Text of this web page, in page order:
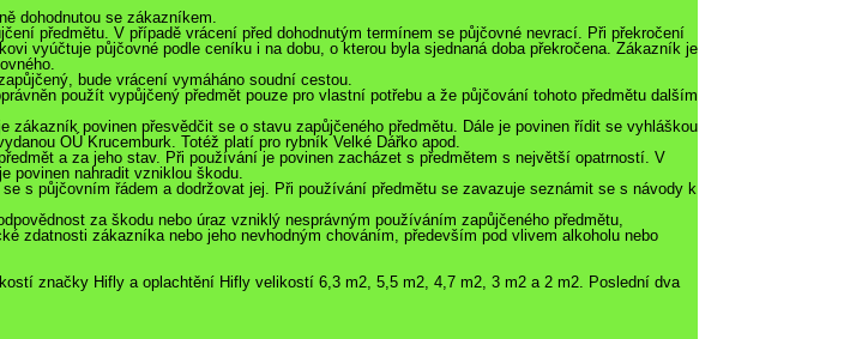
dohodnutou se zákazníkem.
předmětu. V případě vrácení před dohodnutým termínem se půjčovné nevrací. Při překročení
vyúčtuje půjčovné podle ceníku i na dobu, o kterou byla sjednaná doba překročena. Zákazník je
bude vrácení vymáháno soudní cestou.
použít vypůjčený předmět pouze pro vlastní potřebu a že půjčování tohoto předmětu dalším
zákazník povinen přesvědčit se o stavu zapůjčeného předmětu. Dále je povinen řídit se vyhláškou
OÚ Krucemburk. Totéž platí pro rybník Velké Dářko apod.
a za jeho stav. Při používání je povinen zacházet s předmětem s největší opatrností. V
povinen nahradit vzniklou škodu.
s půjčovním řádem a dodržovat jej. Při používání předmětu se zavazuje seznámit se s návody k
za škodu nebo úraz vzniklý nesprávným používáním zapůjčeného předmětu,
zdatnosti zákazníka nebo jeho nevhodným chováním, především pod vlivem alkoholu nebo
značky Hifly a oplachtění Hifly velikostí 6,3 m2, 5,5 m2, 4,7 m2, 3 m2 a 2 m2. Poslední dva